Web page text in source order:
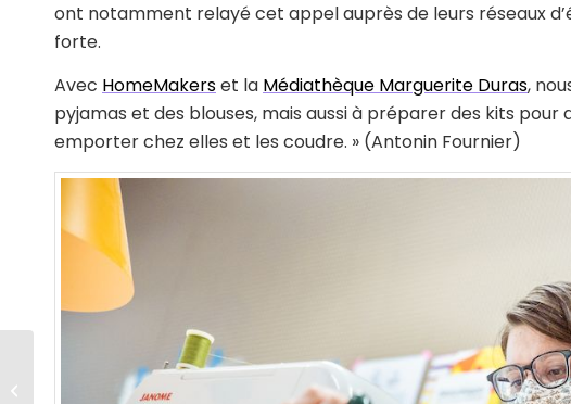
ont notamment relayé cet appel auprès de leurs réseaux
forte.
Avec HomeMakerset la Médiathèque Marguerite Duras,
pyjamas et des blouses, mais aussi à préparer des kits
emporter chez elles et les coudre. » (Antonin Fournier)
Parisian textile